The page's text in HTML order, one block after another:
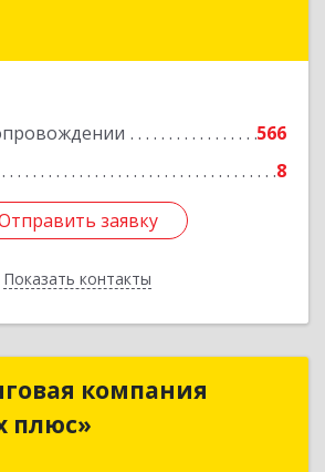
566
8
заявку
Показать контакты
Респ, Грозный г, Путина пр-
заявку
Назад
компания
плюс»
компания
«РОВЕР-бух плюс»